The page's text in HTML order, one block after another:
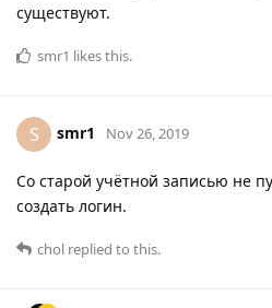
существуют.
smr1 likes this.
S smr1 Nov 26, 2019
Со старой учётной записью не
создать логин.
chol replied to this.